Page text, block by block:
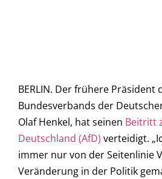
BERLIN. Der frühere Präsident
Bundesverbands der
Olaf Henkel, hat seinen Beitritt
Deutschland (AfD) verteidigt.
immer nur von der Seitenlinie
Veränderung in der Politik